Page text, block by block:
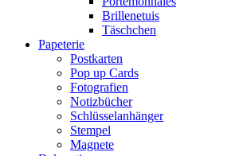
Brillenetuis
Täschchen
Papeterie
Postkarten
Pop up Cards
Fotografien
Notizbücher
Schlüsselanhänger
Stempel
Magnete